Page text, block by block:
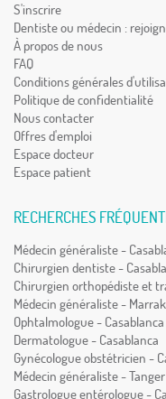
S'inscrire
Dentiste ou médecin :
À propos de nous
FAQ
Conditions générales
Politique de confidentialité
Nous contacter
Offres d'emploi
Espace docteur
Espace patient
RECHERCHES
Médecin généraliste -
Chirurgien dentiste -
Chirurgien orthopédiste et
Médecin généraliste -
Ophtalmologue - Casablanca
Dermatologue - Casablanca
Gynécologue obstétricien -
Médecin généraliste - Tanger
Gastrologue entérologue -